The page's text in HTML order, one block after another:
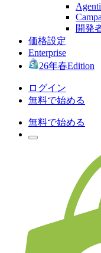
開発
価格設定
Enterprise
26年春Edition
ログイン
無料で始める
無料で始める